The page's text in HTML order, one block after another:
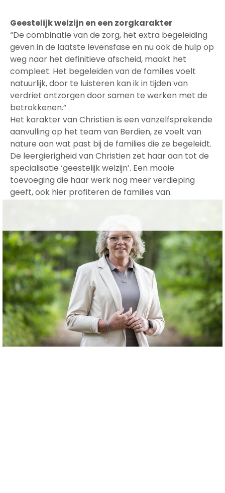
Geestelijk welzijn en een zorgkarakter
“De combinatie van de zorg, het extra begeleiding
geven in de laatste levensfase en nu ook de hulp op
weg naar het definitieve afscheid, maakt het
compleet. Het begeleiden van de families voelt
natuurlijk, door te luisteren kan ik in tijden van
verdriet ontzorgen door samen te werken met de
betrokkenen.”
Het karakter van Christien is een vanzelfsprekende
aanvulling op het team van Berdien, ze voelt van
nature aan wat past bij de families die ze begeleidt.
De leergierigheid van Christien zet haar aan tot de
specialisatie ‘geestelijk welzijn’. Een mooie
toevoeging die haar werk nog meer verdieping
geeft, ook hier profiteren de families van.